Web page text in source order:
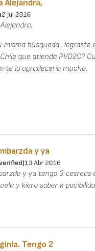
Alejandra,
2 Jul 2016
misma búsqueda.. lograste
que atienda PVD2C?
te lo agradecería mucho.
y ya
13 Abr 2016
y ya tengo 3 cesreas
y kiero saber k
Tengo 2